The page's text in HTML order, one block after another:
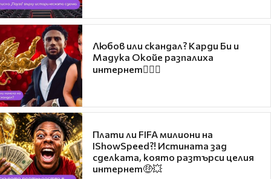
Любов или скандал? Карди Би и
Мадука Окойе разпалиха
интернет❤️‍🔥🔥
Плати ли FIFA милиони на
IShowSpeed?! Истината зад
сделката, която разтърси целия
интернет🤑💥